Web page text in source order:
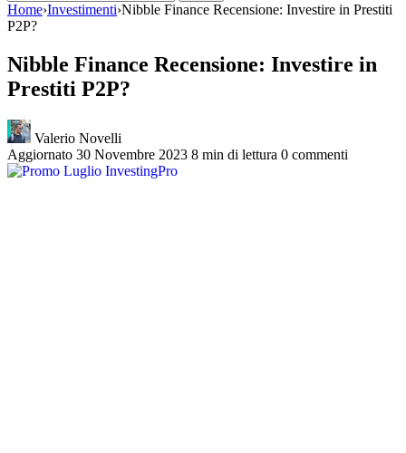
Home›Investimenti›Nibble Finance Recensione: Investire in Prestiti
P2P?
Nibble Finance Recensione: Investire in
Prestiti P2P?
Valerio Novelli
Aggiornato 30 Novembre 2023 8 min di lettura 0 commenti